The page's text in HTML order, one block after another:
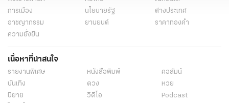
การเมือง
นโยบายรัฐ
ต่างประเทศ
อาชญากรรม
ยานยนต์
ราคาทองคำ
ความยั่งยืน
เนื้อหาที่น่าสนใจ
รายงานพิเศษ หนังสือพิมพ์
คอลัมน์
บันเทิง
ดวง
หวย
นิยาย
วิดีโอ
Podcast